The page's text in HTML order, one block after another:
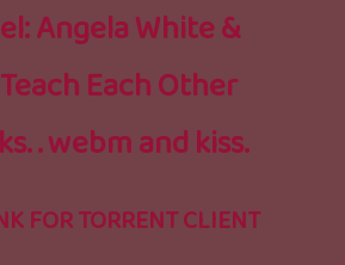
Angela White &
Each Other
. webm and kiss.
FOR TORRENT CLIENT